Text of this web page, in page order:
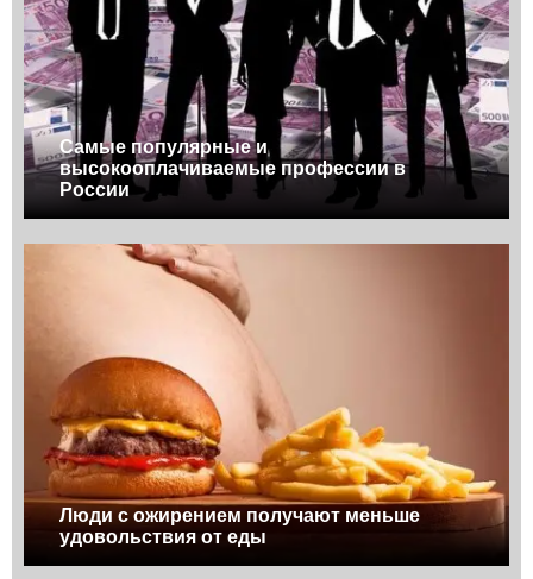
Самые популярные и
высокооплачиваемые профессии в
России
Люди с ожирением получают меньше
удовольствия от еды